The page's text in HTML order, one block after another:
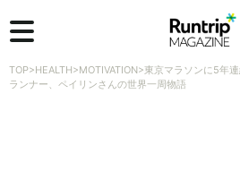
TOP>HEALTH>MOTIVATION>東京マラソンに5年
ランナー、ペイリンさんの世界一周物語